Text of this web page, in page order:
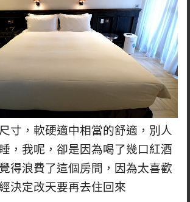
寸，軟硬適中相當的舒適，別人
，我呢，卻是因為喝了幾口紅酒
得浪費了這個房間，因為太喜歡
決定改天要再去住回來